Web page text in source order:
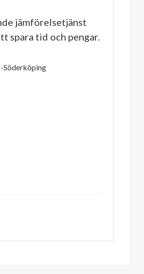
jämförelsetjänst
spara tid och pengar.
Söderköping